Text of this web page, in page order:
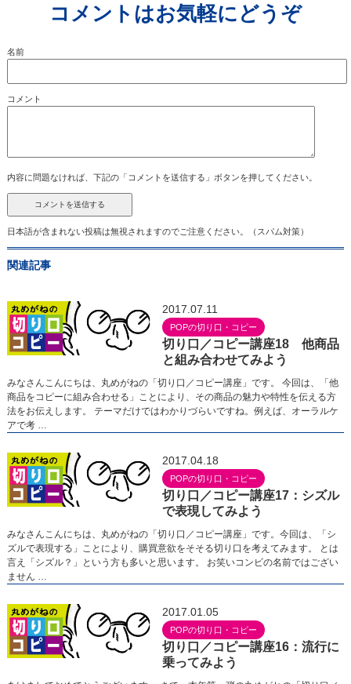
コメントはお気軽にどうぞ
名前
コメント
内容に問題なければ、下記の「コメントを送信する」ボタンを押してください。
日本語が含まれない投稿は無視されますのでご注意ください。（スパム対策）
関連記事
2017.07.11
POPの切り口・コピー
切り口／コピー講座18 他商品
と組み合わせてみよう
みなさんこんにちは、丸めがねの「切り口／コピー講座」です。 今回は、「他
商品をコピーに組み合わせる」ことにより、その商品の魅力や特性を伝える方
法をお伝えします。 テーマだけではわかりづらいですね。例えば、オーラルケ
アで考 …
2017.04.18
POPの切り口・コピー
切り口／コピー講座17：シズル
で表現してみよう
みなさんこんにちは、丸めがねの「切り口／コピー講座」です。今回は、「シ
ズルで表現する」ことにより、購買意欲をそそる切り口を考えてみます。 とは
言え「シズル？」という方も多いと思います。 お笑いコンビの名前ではござい
ません …
2017.01.05
POPの切り口・コピー
切り口／コピー講座16：流行に
乗ってみよう